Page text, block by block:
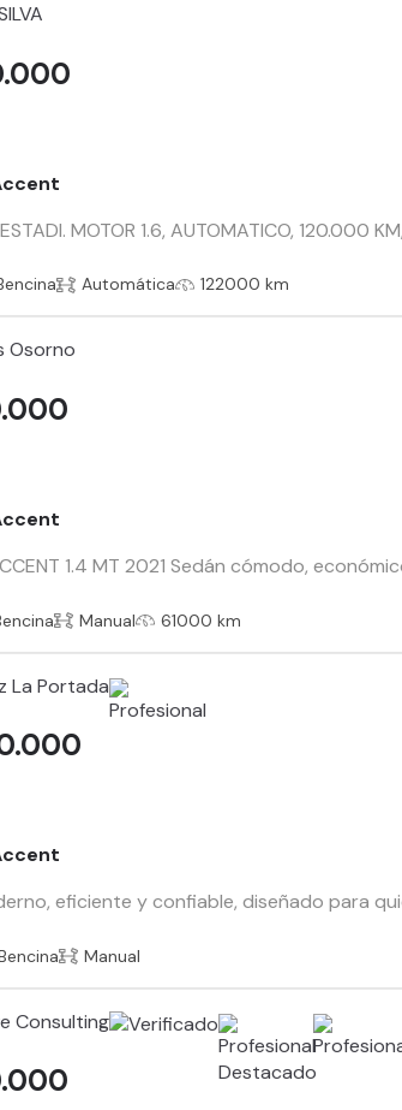
MOTOR 1.6, AUTOMATICO, 120.000
Automática 122000 km
Osorno
1.4 MT 2021 Sedán cómodo,
Manual 61000 km
La Portada
eficiente y confiable, diseñado para
Manual
Consulting